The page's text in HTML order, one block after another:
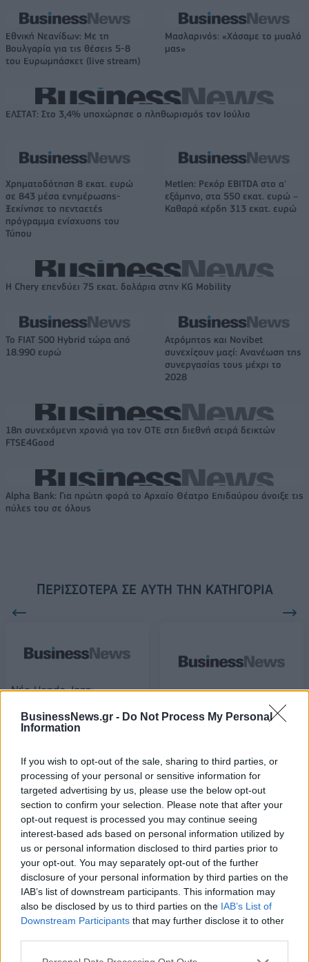
BusinessNews.gr - Do Not Process My Personal
Information
If you wish to opt-out of the sale, sharing to third parties, or
processing of your personal or sensitive information for
targeted advertising by us, please use the below opt-out
section to confirm your selection. Please note that after your
opt-out request is processed you may continue seeing
interest-based ads based on personal information utilized by
us or personal information disclosed to third parties prior to
your opt-out. You may separately opt-out of the further
disclosure of your personal information by third parties on the
IAB’s list of downstream participants. This information may
also be disclosed by us to third parties on the IAB’s List of
Downstream Participants that may further disclose it to other
Εθνική Νεανίδων: Με τη
Βουλγαρία για τις θέσεις 5-8
του Ευρωμπάσκετ (live stream)
Μασλαρινός: «Χάσαμε το μυαλό
μας»
ΕΛΣΤΑΤ: Στο 3,4% υποχώρησε ο πληθωρισμός τον Ιούλιο
Χρηματοδότηση 8 εκατ. ευρώ
σε 843 μέσα ενημέρωσης-
Ξεκίνησε το πενταετές
πρόγραμμα ενίσχυσης του
Τύπου
Metlen: Ρεκόρ EBITDA στο α'
εξάμηνο, στα 550 εκατ. ευρώ –
Καθαρά κέρδη 313 εκατ. ευρώ
Η Chery επενδύει 75 εκατ. δολάρια στην KG Mobility
Το FIAT 500 Hybrid τώρα από
18.990 ευρώ
Ατρόμητος και Novibet
συνεχίζουν μαζί: Ανανέωση της
συνεργασίας τους μέχρι το
2028
18η συνεχόμενη χρονιά για τον ΟΤΕ στη διεθνή σειρά δεικτών
FTSE4Good
Alpha Bank: Για πρώτη φορά το Αρχαίο Θέατρο Επιδαύρου άνοιξε τις
πύλες του σε όλους
ΠΕΡΙΣΣΌΤΕΡΑ ΣΕ ΑΥΤΉ ΤΗΝ ΚΑΤΗΓΟΡΊΑ
Nέο Ηonda Jazz:
ασφάλειας
παλαιών αυτοκινήτων -
07/05/2020 - 15:34